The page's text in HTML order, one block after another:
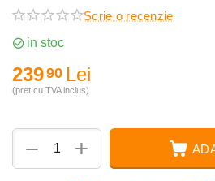
Scrie o recenzie
in stoc
23990 Lei
(pret cu TVA inclus)
+
−